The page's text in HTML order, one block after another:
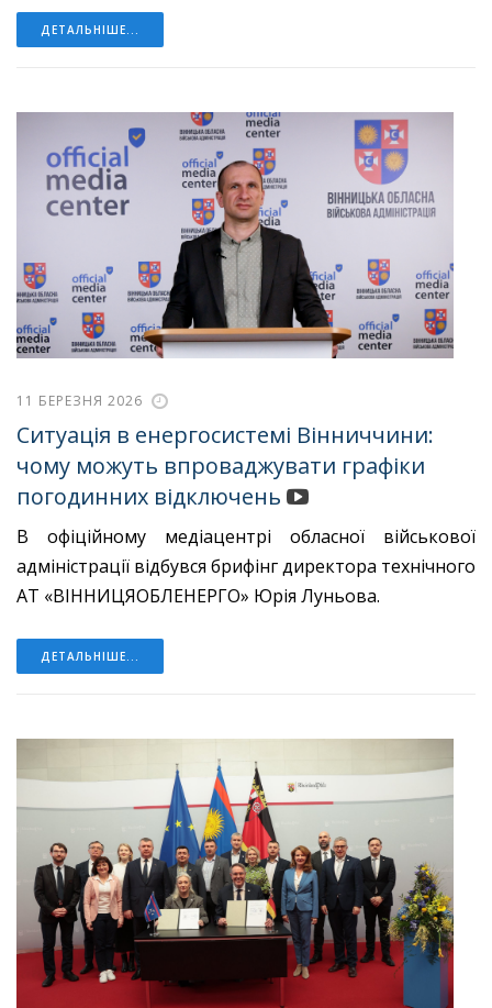
ДЕТАЛЬНІШЕ...
11 БЕРЕЗНЯ 2026
Ситуація в енергосистемі Вінниччини:
чому можуть впроваджувати графіки
погодинних відключень
В офіційному медіацентрі обласної військової
адміністрації відбувся брифінг директора технічного
АТ «ВІННИЦЯОБЛЕНЕРГО» Юрія Луньова.
ДЕТАЛЬНІШЕ...